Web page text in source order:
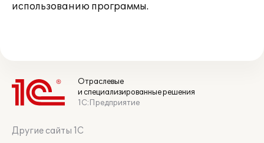
использованию программы.
Отраслевые
и специализированные решения
1С:Предприятие
Другие сайты 1С